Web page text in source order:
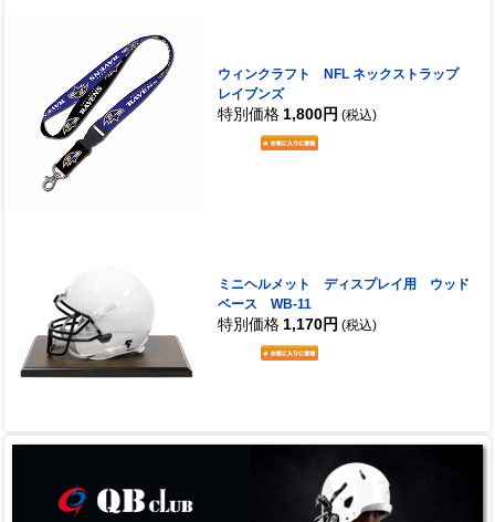
ウィンクラフト NFL ネックストラップ
レイブンズ
特別価格 1,800円 (税込)
ミニヘルメット ディスプレイ用 ウッド
ベース WB-11
特別価格 1,170円 (税込)